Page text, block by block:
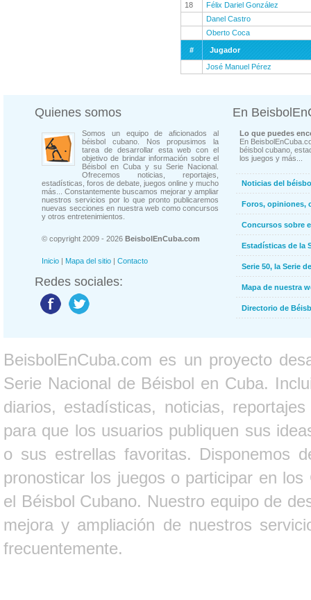
18
Félix Dariel González
Danel Castro
Oberto Coca
#
Jugador
José Manuel Pérez
Quienes somos
Somos un equipo de aficionados al
béisbol cubano. Nos propusimos la
tarea de desarrollar esta web con el
objetivo de brindar información sobre el
Béisbol en Cuba y su Serie Nacional.
Ofrecemos noticias, reportajes,
estadísticas, foros de debate, juegos online y mucho
más... Constantemente buscamos mejorar y ampliar
nuestros servicios por lo que pronto publicaremos
nuevas secciones en nuestra web como concursos
y otros entretenimientos.
© copyright 2009 - 2026 BeisbolEnCuba.com
Inicio | Mapa del sitio | Contacto
Redes sociales:
En
Lo que puedes
En
béisbol cubano,
los juegos y más...
Noticias del
Foros, opiniones,
Concursos sobre
Estadísticas de la
Serie 50, la Serie
Mapa de nuestra
Directorio de
BeisbolEnCuba.com es un proyecto
Serie Nacional de Béisbol en Cuba.
diarios, estadísticas, noticias,
para que los usuarios publiquen sus
o sus estrellas favoritas. Disponemos
pronosticar los juegos o participar en
el Béisbol Cubano. Nuestro equipo de
mejora y ampliación de nuestros
frecuentemente.